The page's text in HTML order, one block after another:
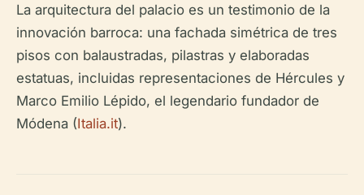
La arquitectura del palacio es un testimonio de la
innovación barroca: una fachada simétrica de tres
pisos con balaustradas, pilastras y elaboradas
estatuas, incluidas representaciones de Hércules y
Marco Emilio Lépido, el legendario fundador de
Módena (Italia.it).